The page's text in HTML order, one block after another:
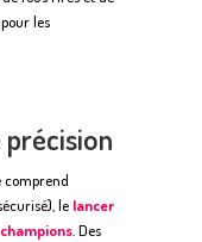
les
précision
comprend
le lancer
. Des